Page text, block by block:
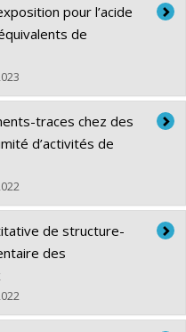
pour l’acide
de
traces chez des
d’activités de
de structure-
des